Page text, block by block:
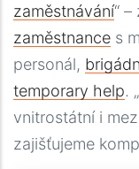
zaměstnávání“
zaměstnance s
personál,
temporary help. „
vnitrostátní i
zajišťujeme